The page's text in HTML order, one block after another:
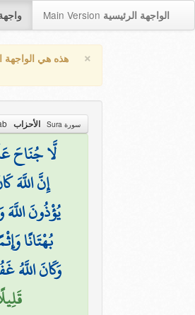
Main Version الواجهة الرئيسية
× هذه هي الواجهة
سورة Sura الأحزاب
لَّا جُنَاحَ
إِنَّ اللَّهَ
يُؤْذُونَ اللَّهَ
بُهْتَانًا
وَكَانَ اللَّهُ